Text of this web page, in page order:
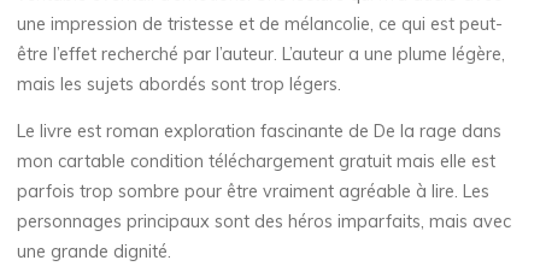
D
e
l
a
une impression de tristesse et de mélancolie, ce qui est peut-
être l’effet recherché par l’auteur. L’auteur a une plume légère,
mais les sujets abordés sont trop légers.
Le livre est roman exploration fascinante de De la rage dans
mon cartable condition téléchargement gratuit mais elle est
parfois trop sombre pour être vraiment agréable à lire. Les
personnages principaux sont des héros imparfaits, mais avec
une grande dignité.